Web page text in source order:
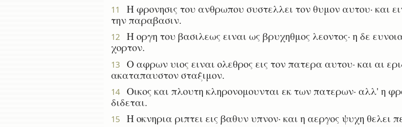
11
Η φρονησις του ανθρωπου συστελλει τον θυμον αυτου· και
την παραβασιν.
12
Η οργη του βασιλεως ειναι ως βρυχηθμος λεοντος· η δε
χορτον.
13
Ο αφρων υιος ειναι ολεθρος εις τον πατερα αυτου· και αι
ακαταπαυστον σταξιμον.
14
Οικος και πλουτη κληρονομουνται εκ των πατερων· αλλ' η
διδεται.
15 Η οκνηρια ριπτει εις βαθυν υπνον· και η αεργος ψυχη θελει